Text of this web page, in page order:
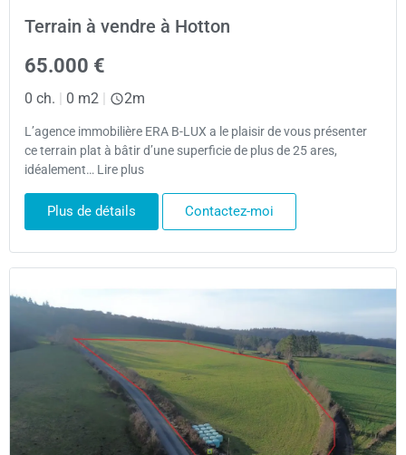
Terrain à vendre à Hotton
65.000 €
0 ch. | 0 m2 | 2m
L’agence immobilière ERA B-LUX a le plaisir de vous présenter
ce terrain plat à bâtir d’une superficie de plus de 25 ares,
idéalement… Lire plus
Plus de détails Contactez-moi